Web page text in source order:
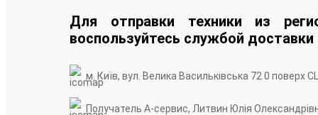
Для отправки техники из
воспользуйтесь службой доставки
м. Київ, вул. Велика Васильківська 72 0 поверх
Получатель А-сервис, Литвин Юлія